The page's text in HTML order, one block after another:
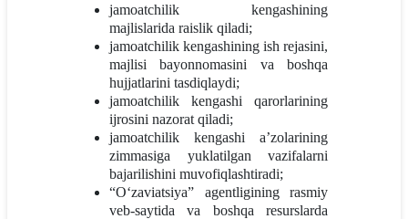
jamoatchilik kengashining
majlislarida raislik qiladi;
jamoatchilik kengashining ish rejasini,
majlisi bayonnomasini va boshqa
hujjatlarini tasdiqlaydi;
jamoatchilik kengashi qarorlarining
ijrosini nazorat qiladi;
jamoatchilik kengashi a’zolarining
zimmasiga yuklatilgan vazifalarni
bajarilishini muvofiqlashtiradi;
“O‘zaviatsiya” agentligining rasmiy
veb-saytida va boshqa resurslarda